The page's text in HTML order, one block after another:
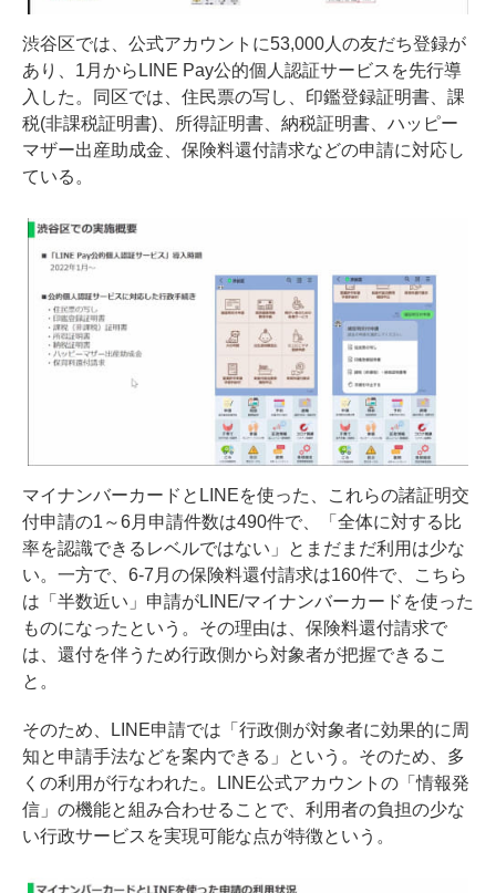
渋谷区では、公式アカウントに53,000人の友だち登録が
あり、1月からLINE Pay公的個人認証サービスを先行導
入した。同区では、住民票の写し、印鑑登録証明書、課
税(非課税証明書)、所得証明書、納税証明書、ハッピー
マザー出産助成金、保険料還付請求などの申請に対応し
ている。
マイナンバーカードとLINEを使った、これらの諸証明交
付申請の1～6月申請件数は490件で、「全体に対する比
率を認識できるレベルではない」とまだまだ利用は少な
い。一方で、6-7月の保険料還付請求は160件で、こちら
は「半数近い」申請がLINE/マイナンバーカードを使った
ものになったという。その理由は、保険料還付請求で
は、還付を伴うため行政側から対象者が把握できるこ
と。
そのため、LINE申請では「行政側が対象者に効果的に周
知と申請手法などを案内できる」という。そのため、多
くの利用が行なわれた。LINE公式アカウントの「情報発
信」の機能と組み合わせることで、利用者の負担の少な
い行政サービスを実現可能な点が特徴という。